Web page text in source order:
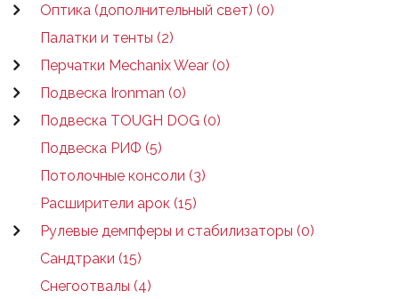
Оптика (дополнительный свет) (0)
Палатки и тенты (2)
Перчатки Mechanix Wear (0)
Подвеска Ironman (0)
Подвеска TOUGH DOG (0)
Подвеска РИФ (5)
Потолочные консоли (3)
Расширители арок (15)
Рулевые демпферы и стабилизаторы (0)
Сандтраки (15)
Снегоотвалы (4)